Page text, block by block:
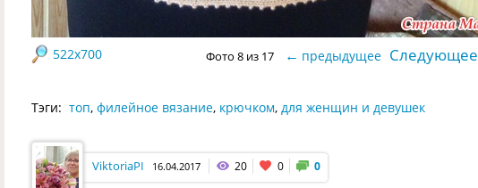
522x700 Фото 8 из 17 ← предыдущее Следующее
Тэги: топ, филейное вязание, крючком, для женщин и девушек
ViktoriaPI 16.04.2017 20 0 0